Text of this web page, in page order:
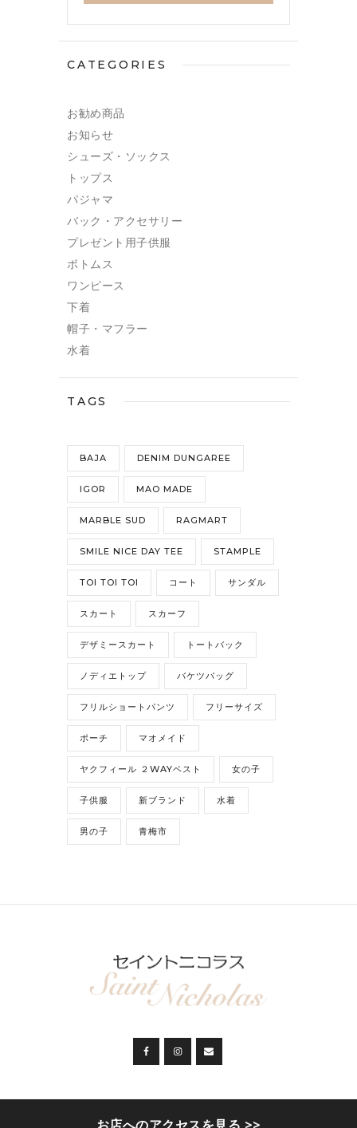
CATEGORIES
お勧め商品
お知らせ
シューズ・ソックス
トップス
パジャマ
バック・アクセサリー
プレゼント用子供服
ボトムス
ワンピース
下着
帽子・マフラー
水着
TAGS
BAJA DENIM DUNGAREE
IGOR MAO MADE
MARBLE SUD RAGMART
SMILE NICE DAY TEE STAMPLE
TOI TOI TOI コート サンダル
スカート スカーフ
デザミースカート トートバック
ノディエトップ バケツバッグ
フリルショートパンツ フリーサイズ
ポーチ マオメイド
ヤクフィール ２WAYベスト 女の子
子供服 新ブランド 水着
男の子 青梅市